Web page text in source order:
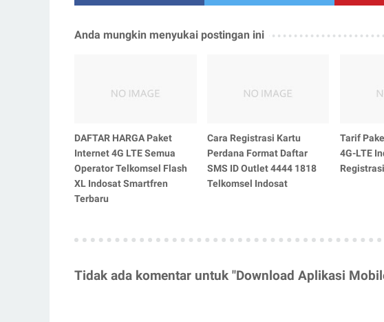
Anda mungkin menyukai postingan ini
DAFTAR HARGA Paket
Internet 4G LTE Semua
Operator Telkomsel Flash
XL Indosat Smartfren
Terbaru
Cara Registrasi Kartu
Perdana Format Daftar
SMS ID Outlet 4444 1818
Telkomsel Indosat
Tarif
4G-LTE
Registrasi
Tidak ada komentar untuk "Download Aplikasi